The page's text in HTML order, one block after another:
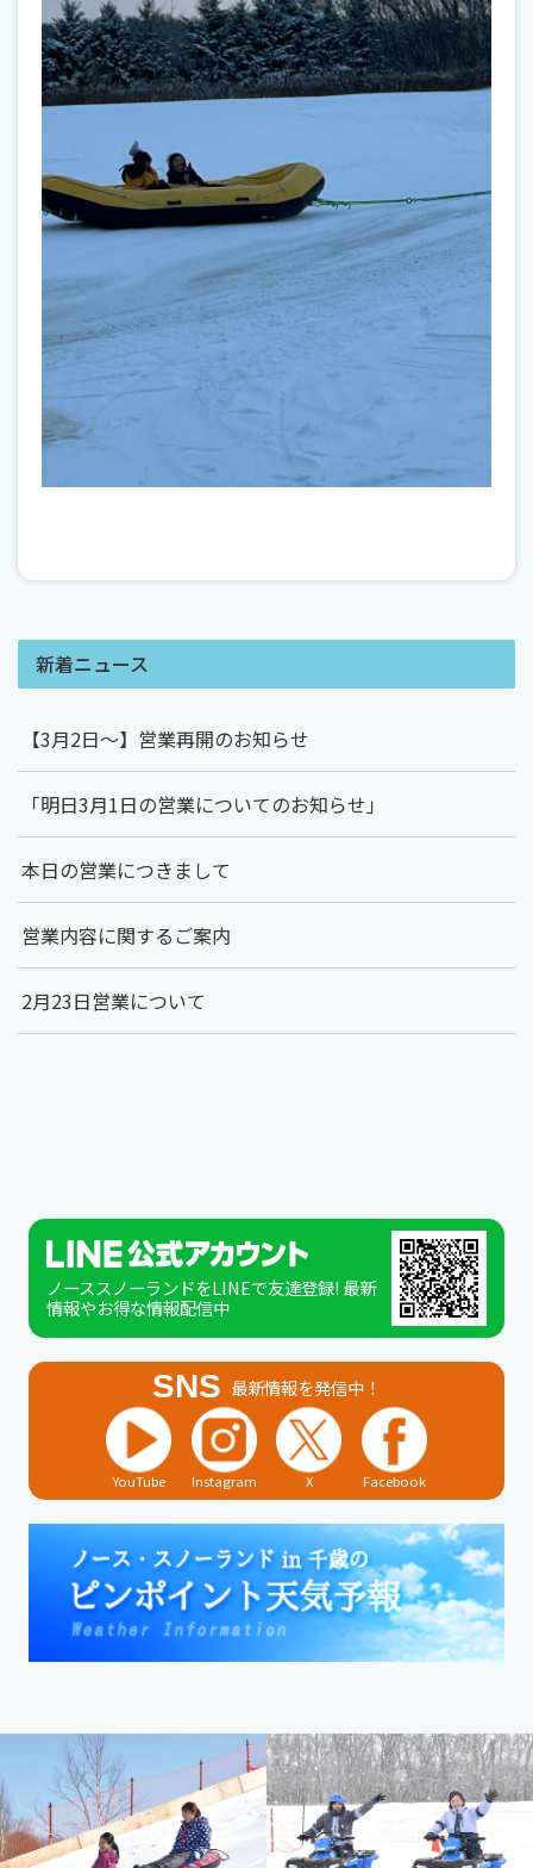
新着ニュース
【3月2日～】営業再開のお知らせ
「明日3月1日の営業についてのお知らせ」
本日の営業につきまして
営業内容に関するご案内
2月23日営業について
ノーススノーランドをLINEで友達登録! 最新
情報やお得な情報配信中
SNS 最新情報を発信中！
YouTube Instagram X Facebook